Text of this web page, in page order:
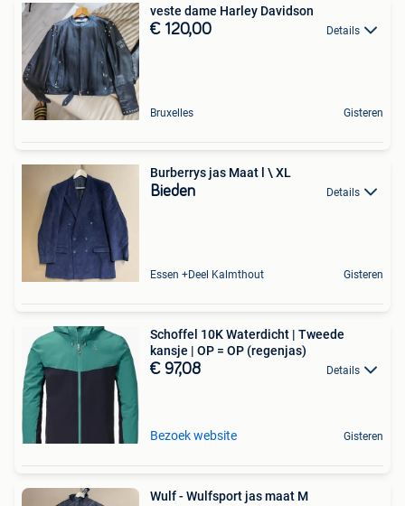
veste dame Harley Davidson
€ 120,00 Details
Bruxelles Gisteren
Burberrys jas Maat l \ XL
Bieden Details
Essen +Deel Kalmthout Gisteren
Schoffel 10K Waterdicht | Tweede
kansje | OP = OP (regenjas)
€ 97,08 Details
Bezoek website Gisteren
Wulf - Wulfsport jas maat M